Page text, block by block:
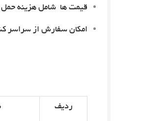
قیمت ها شامل هزینه
امکان سفارش از سراسر
ردیف